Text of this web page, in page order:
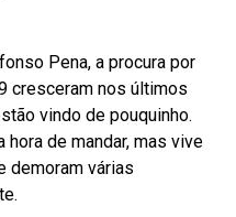
Pena, a procura por
cresceram nos últimos
vindo de pouquinho.
hora de mandar, mas vive
demoram várias